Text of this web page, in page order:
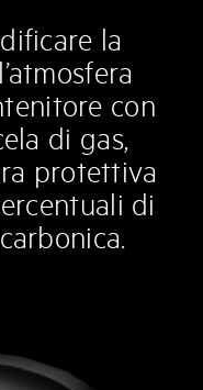
la
con
di gas,
protettiva
di